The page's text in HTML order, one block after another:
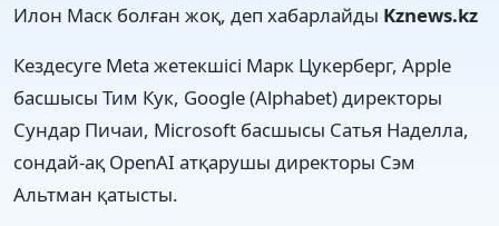
Илон Маск болған жоқ, деп хабарлайды Kznews.kz
Кездесуге Meta жетекшісі Марк Цукерберг, Apple
басшысы Тим Кук, Google (Alphabet) директоры
Сундар Пичаи, Microsoft басшысы Сатья Наделла,
сондай-ақ OpenAI атқарушы директоры Сэм
Альтман қатысты.